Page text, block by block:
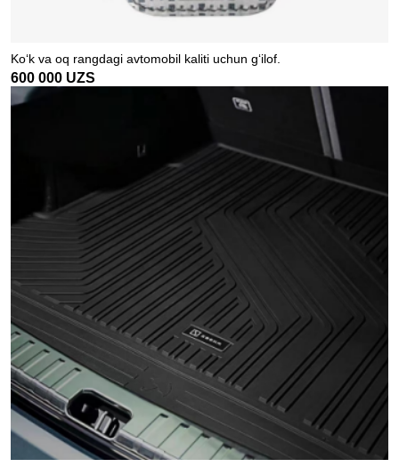
Ko‘k va oq rangdagi avtomobil kaliti uchun g‘ilof.
600 000 UZS